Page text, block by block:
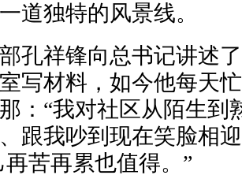
道独特的风景线。
祥锋向总书记讲述了
写材料，如今他每天
：“我对社区从陌生到
跟我吵到现在笑脸相
再苦再累也值得。”